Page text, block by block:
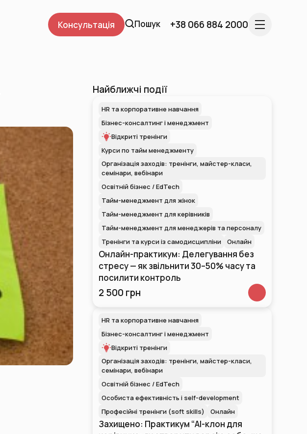
Консультація Пошук +38 066 884 2000
Найближчі події
HR та корпоративне навчання
Бізнес-консалтинг і менеджмент
Відкриті тренінги
Курси по тайм менеджменту
Організація заходів: тренінги, майстер-класи,
семінари, вебінари
Освітній бізнес / EdTech
Тайм-менеджмент для жінок
Тайм-менеджмент для керівників
Тайм-менеджмент для менеджерів та персоналу
Тренінги та курси із самодисципліни
Онлайн
Онлайн-практикум: Делегування без
стресу — як звільнити 30–50% часу та
посилити контроль
2 500 грн
HR та корпоративне навчання
Бізнес-консалтинг і менеджмент
Відкриті тренінги
Організація заходів: тренінги, майстер-класи,
семінари, вебінари
Освітній бізнес / EdTech
Особиста ефективність і self-development
Професійні тренінги (soft skills)
Онлайн
Захищено: Практикум “AI-клон для